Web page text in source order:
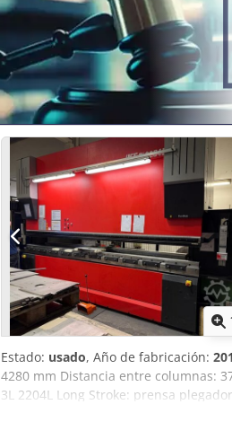
Estado: usado, Año de fabricación:
4280 mm Distancia entre columnas:
3L 2204L Long Stroke: prensa
plegadora CNC AMADA HFE 3L